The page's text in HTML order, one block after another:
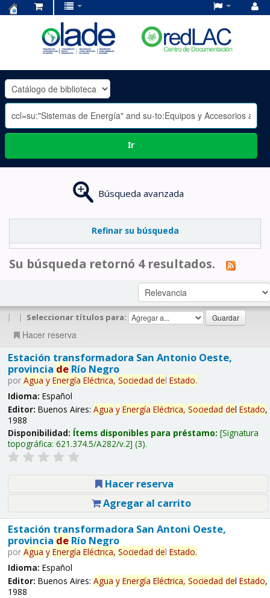
OLADE
-
Ir
Búsqueda avanzada
Refinar su búsqueda
Su búsqueda retornó 4 resultados.
| | Seleccionar títulos para:
Hacer reserva
Estación transformadora San Antonio Oeste,
provincia deRío Negro
por Agua y Energía Eléctrica, Sociedad del Estado.
Idioma: Español
Editor: Buenos Aires: Agua y Energía Eléctrica, Sociedad del Estado,
1988
Disponibilidad: Ítems disponibles para préstamo: Signatura
topográfica: 621.374.5/A282/v.2 (3).
Hacer reserva
Agregar al carrito
Estación transformadora San Antoni Oeste,
provincia deRío Negro
por Agua y Energía Eléctrica, Sociedad del Estado.
Idioma: Español
Editor: Buenos Aires: Agua y Energía Eléctrica, Sociedad del Estado,
1988